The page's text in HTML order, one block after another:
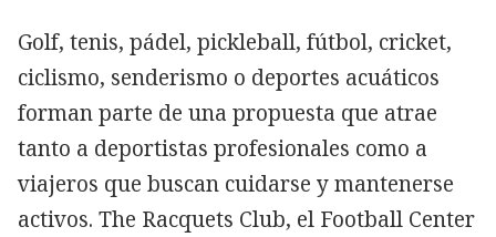
Golf, tenis, pádel, pickleball, fútbol, cricket,
ciclismo, senderismo o deportes acuáticos
forman parte de una propuesta que atrae
tanto a deportistas profesionales como a
viajeros que buscan cuidarse y mantenerse
activos. The Racquets Club, el Football Center